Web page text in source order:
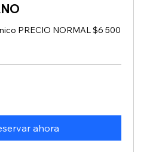
PRECIO NORMAL $6 500
ahora